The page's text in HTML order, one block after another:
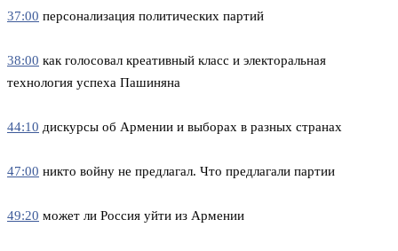
37:00 персонализация политических партий
38:00 как голосовал креативный класс и электоральная
технология успеха Пашиняна
44:10 дискурсы об Армении и выборах в разных странах
47:00 никто войну не предлагал. Что предлагали партии
49:20 может ли Россия уйти из Армении